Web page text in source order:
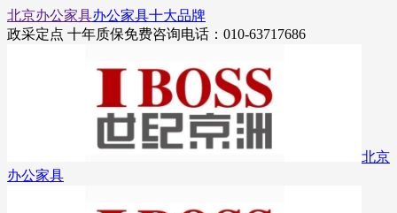
北京办公家具办公家具十大品牌
政采定点 十年质保免费咨询电话：010-63717686
北京
办公家具